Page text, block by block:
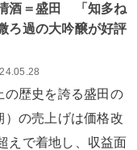
酒＝盛田 「知多ね
過の大吟醸が好評
歴史を誇る盛田の
）の売上げは価格改
えで着地し、収益面